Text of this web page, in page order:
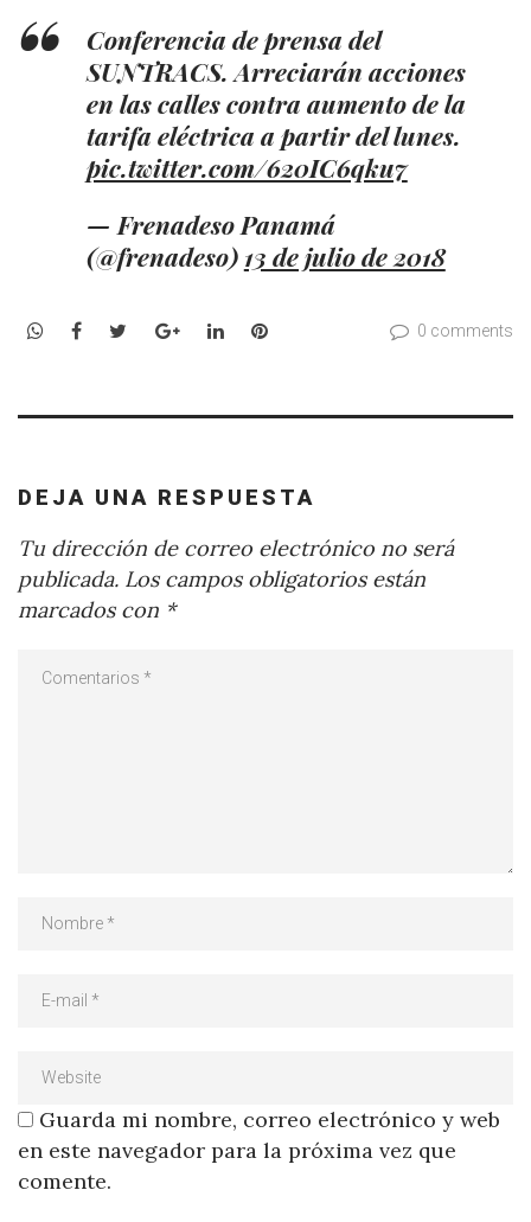
Conferencia de prensa del
SUNTRACS. Arreciarán acciones
en las calles contra aumento de la
tarifa eléctrica a partir del lunes.
pic.twitter.com/620IC6qku7
— Frenadeso Panamá
(@frenadeso) 13 de julio de 2018
WhatsApp
Facebook
TwitterGoogle+LinkedInPinterest 0 comments
DEJA UNA RESPUESTA
Tu dirección de correo electrónico no será
publicada. Los campos obligatorios están
marcados con *
Guarda mi nombre, correo electrónico y web
en este navegador para la próxima vez que
comente.